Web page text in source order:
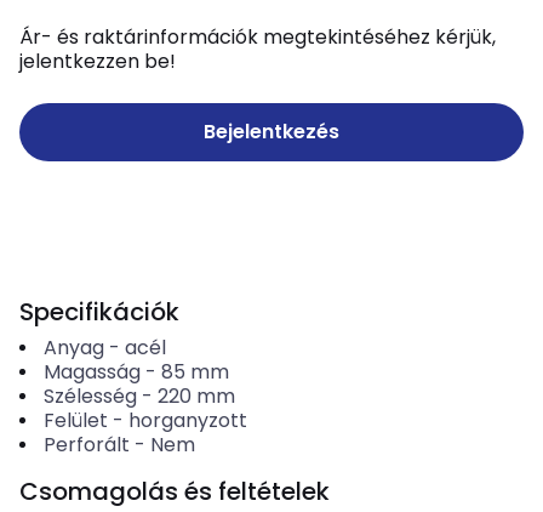
Ár- és raktárinformációk megtekintéséhez kérjük,
jelentkezzen be!
Bejelentkezés
Specifikációk
Anyag- acél
Magasság- 85 mm
Szélesség- 220 mm
Felület - horganyzott
Perforált - Nem
Csomagolás és feltételek